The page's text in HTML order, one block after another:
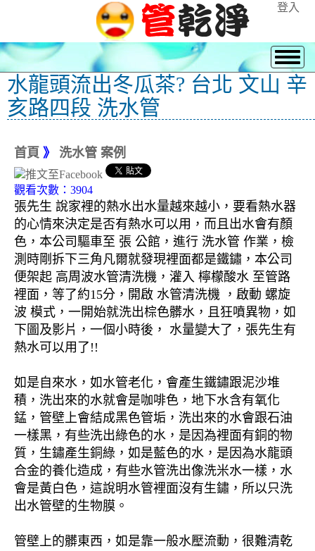
登入
水龍頭流出冬瓜茶? 台北 文山 辛
亥路四段 洗水管
首頁 》 洗水管 案例
觀看次數：3904
張先生 說家裡的熱水出水量越來越小，要看熱水器
的心情來決定是否有熱水可以用，而且出水會有顏
色，本公司驅車至 張 公館，進行 洗水管 作業，檢
測時剛拆下三角凡爾就發現裡面都是鐵鏽，本公司
便架起 高周波水管清洗機，灌入 檸檬酸水 至管路
裡面，等了約15分，開啟 水管清洗機 ，啟動 螺旋
波 模式，一開始就洗出棕色髒水，且狂噴異物，如
下圖及影片，一個小時後， 水量變大了，張先生有
熱水可以用了!!
如是自來水，如水管老化，會產生鐵鏽跟泥沙堆
積，洗出來的水就會是咖啡色，地下水含有氧化
錳，管壁上會結成黑色管垢，洗出來的水會跟石油
一樣黑，有些洗出綠色的水，是因為裡面有銅的物
質，生鏽產生銅綠，如是藍色的水，是因為水龍頭
合金的養化造成，有些水管洗出像洗米水一樣，水
會是黃白色，這說明水管裡面沒有生鏽，所以只洗
出水管壁的生物膜。
管壁上的髒東西，如是靠一般水壓流動，很難清乾